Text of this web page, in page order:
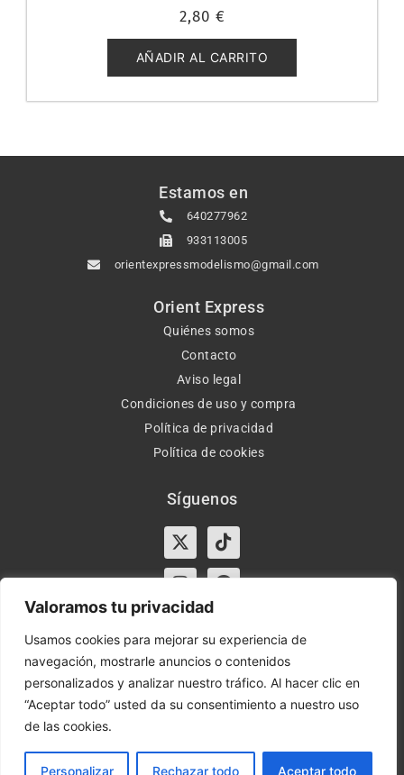
Valoramos tu privacidad
Usamos cookies para mejorar su experiencia de
navegación, mostrarle anuncios o contenidos
personalizados y analizar nuestro tráfico. Al hacer clic en
“Aceptar todo” usted da su consentimiento a nuestro uso
de las cookies.
Personalizar Rechazar todo Aceptar todo
con
de
5
2,80 €
AÑADIR AL CARRITO
Estamos en
640277962
933113005
orientexpressmodelismo@gmail.com
Orient Express
Quiénes somos
Contacto
Aviso legal
Condiciones de uso y compra
Política de privacidad
Política de cookies
Síguenos
X-
twitter
Tiktok
InstagramFacebook
Horario:
Lun-Vie de 10:00-13:30 y 17:00-20:00 – Sáb de
10:00-13:30
Orient Express | Copyright 2021 © Todos los derechos